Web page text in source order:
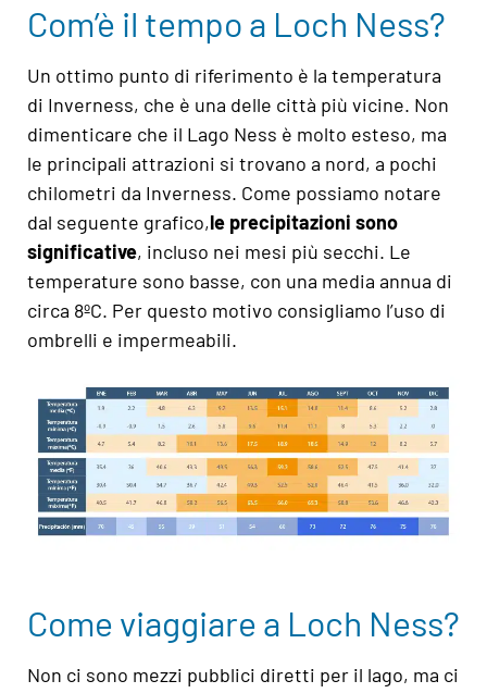
Com’è il tempo a Loch Ness?
Un ottimo punto di riferimento è la temperatura
di Inverness, che è una delle città più vicine. Non
dimenticare che il Lago Ness è molto esteso, ma
le principali attrazioni si trovano a nord, a pochi
chilometri da Inverness. Come possiamo notare
dal seguente grafico,le precipitazioni sono
significative, incluso nei mesi più secchi. Le
temperature sono basse, con una media annua di
circa 8ºC. Per questo motivo consigliamo l’uso di
ombrelli e impermeabili.
Come viaggiare a Loch Ness?
Non ci sono mezzi pubblici diretti per il lago, ma ci